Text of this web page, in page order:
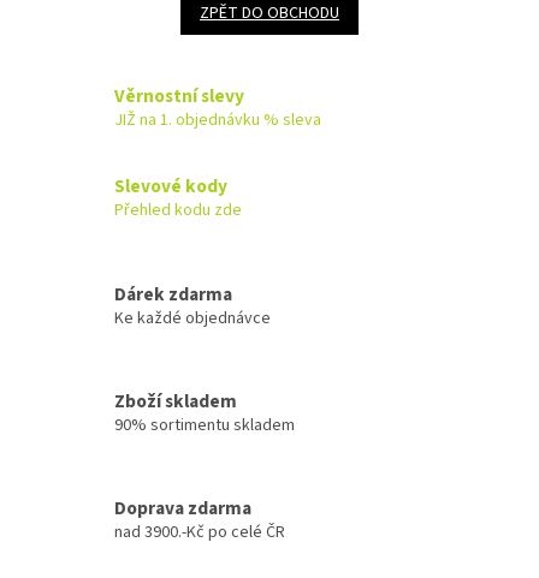
ZPĚT DO OBCHODU
Věrnostní slevy
JIŽ na 1. objednávku % sleva
Slevové kody
Přehled kodu zde
Dárek zdarma
Ke každé objednávce
Zboží skladem
90% sortimentu skladem
Doprava zdarma
nad 3900.-Kč po celé ČR